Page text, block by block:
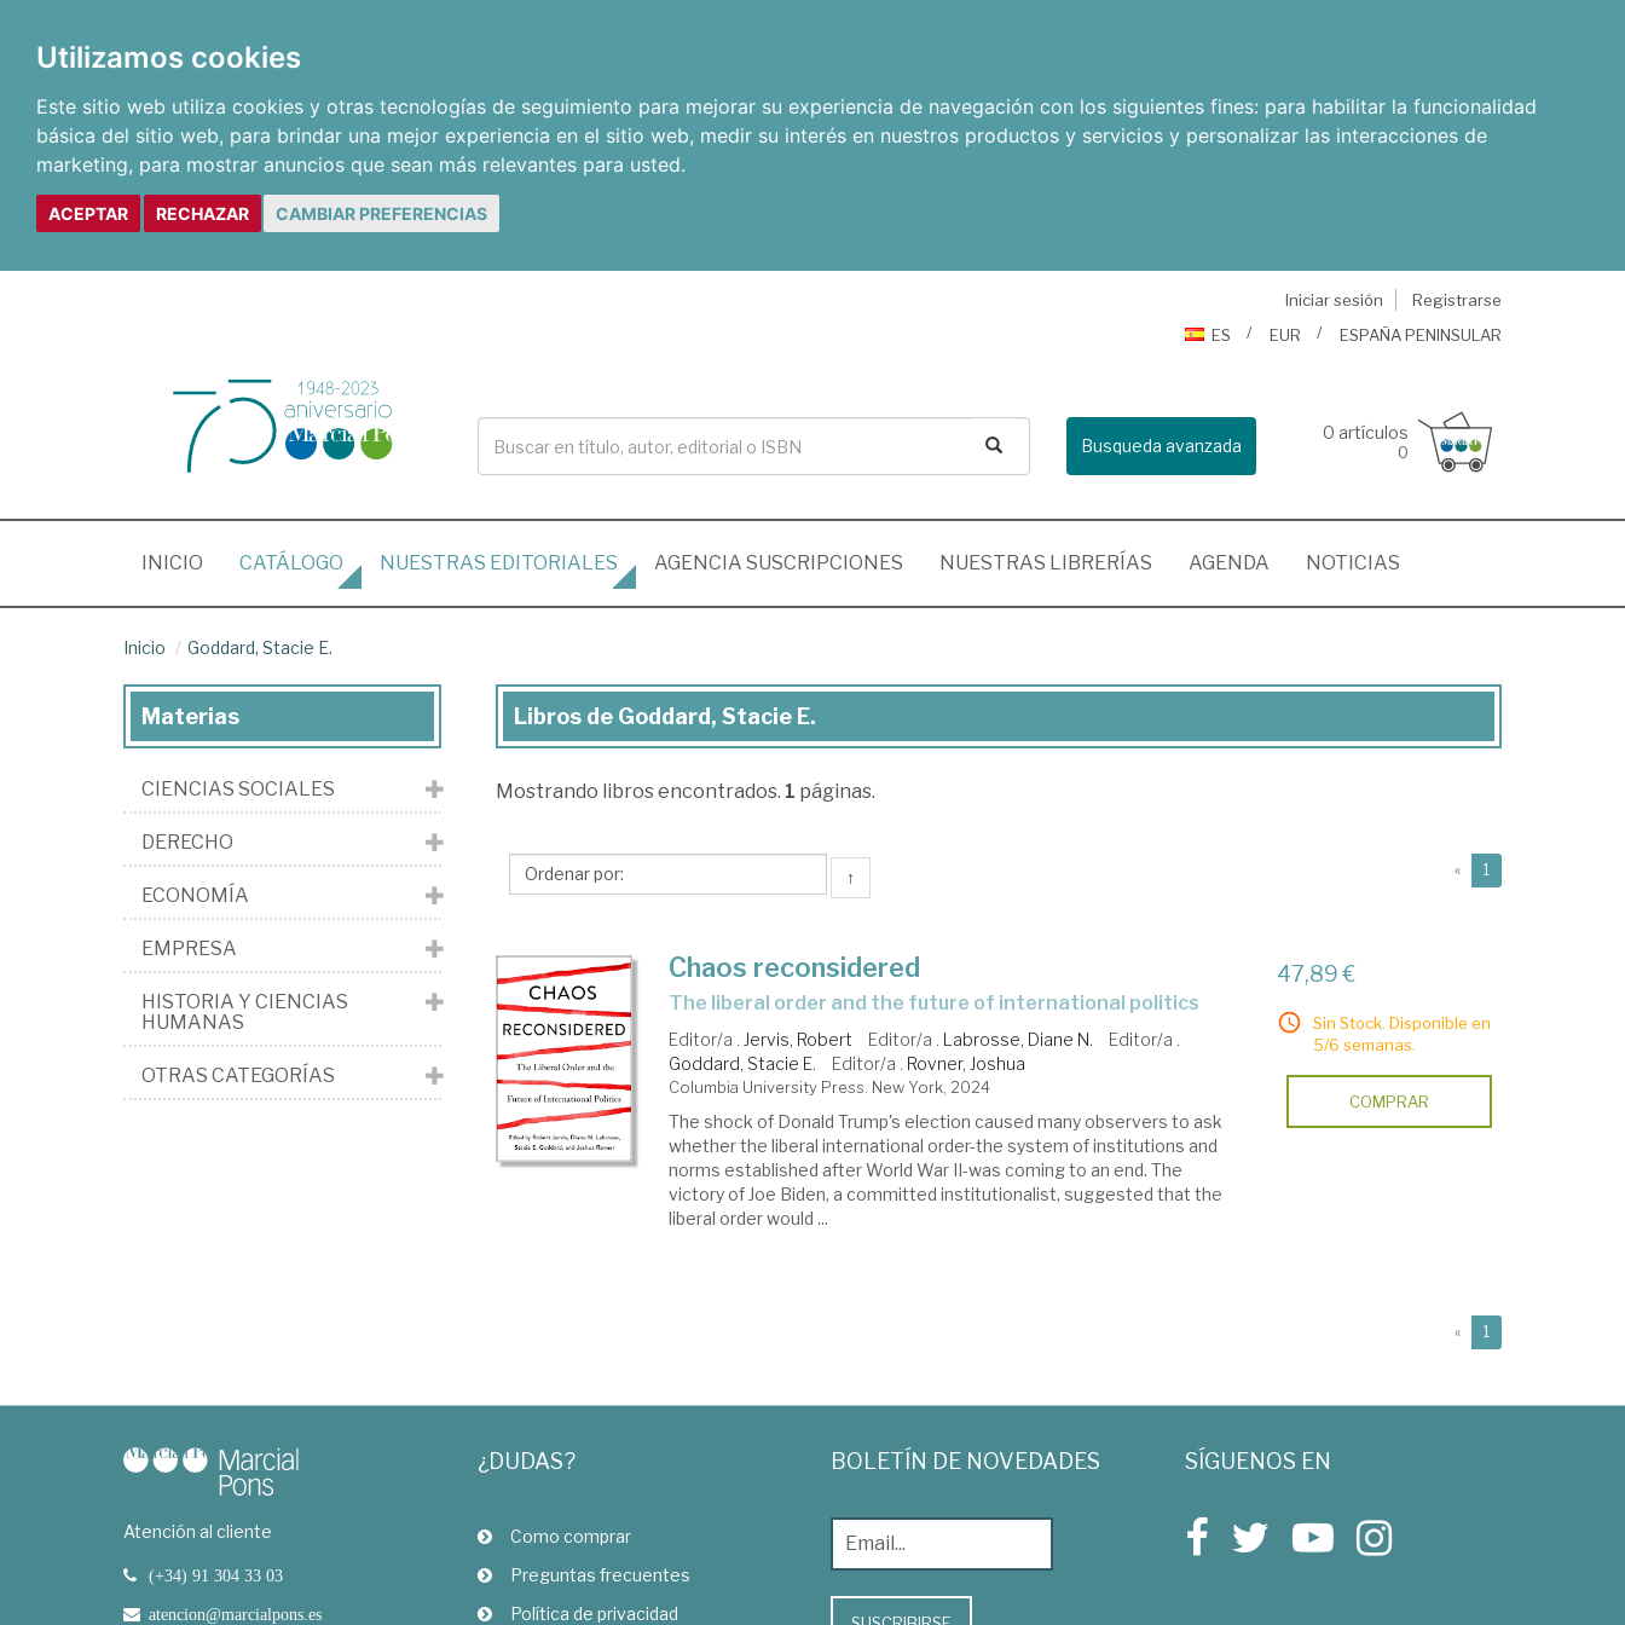
Utilizamos cookies
Este sitio web utiliza cookies y otras tecnologías de seguimiento para mejorar su experiencia de navegación con los siguientes fines: para habilitar la funcionalidad
básica del sitio web, para brindar una mejor experiencia en el sitio web, medir su interés en nuestros productos y servicios y personalizar las interacciones de
marketing, para mostrar anuncios que sean más relevantes para usted.
ACEPTAR RECHAZAR CAMBIAR PREFERENCIAS
Iniciar sesión
Registrarse
ES
EUR ESPAÑA PENINSULAR
Busqueda avanzada
0 artículos
0
INICIO (CURRENT)
CATÁLOGO NUESTRAS EDITORIALES AGENCIA SUSCRIPCIONES NUESTRAS LIBRERÍAS AGENDA NOTICIAS
Inicio Goddard, Stacie E.
Libros
Goddard,
Libros de Goddard, Stacie E.
Mostrando libros encontrados. 1 páginas.
↑ « 1
Chaos reconsidered
the liberal order and the future of international politics
Editor/a . Jervis, Robert Editor/a . Labrosse, Diane N.
Editor/a .
Goddard, Stacie E.
Editor/a . Rovner, Joshua
Columbia University Press. New York, 2024
The shock of Donald Trump's election caused many observers to ask
whether the liberal international order-the system of institutions and
norms established after World War II-was coming to an end. The
victory of Joe Biden, a committed institutionalist, suggested that the
liberal order would ...
47,89 €
Sin Stock. Disponible en
5/6 semanas.
COMPRAR
« 1
Materias
CIENCIAS SOCIALES
DERECHO
ECONOMÍA
EMPRESA
HISTORIA Y CIENCIAS
HUMANAS
OTRAS CATEGORÍAS
Atención al cliente
(+34) 91 304 33 03
atencion@marcialpons.es
¿DUDAS?
Como comprar
Preguntas frecuentes
Política de privacidad
BOLETÍN DE NOVEDADES SÍGUENOS EN